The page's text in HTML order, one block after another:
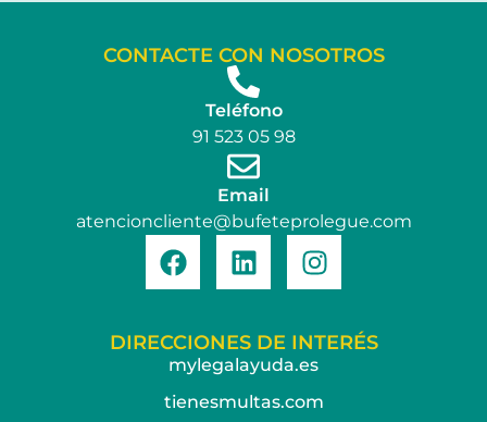
CONTACTE CON NOSOTROS
Teléfono
91 523 05 98
Email
atencioncliente@bufeteprolegue.com
DIRECCIONES DE INTERÉS
mylegalayuda.es
tienesmultas.com